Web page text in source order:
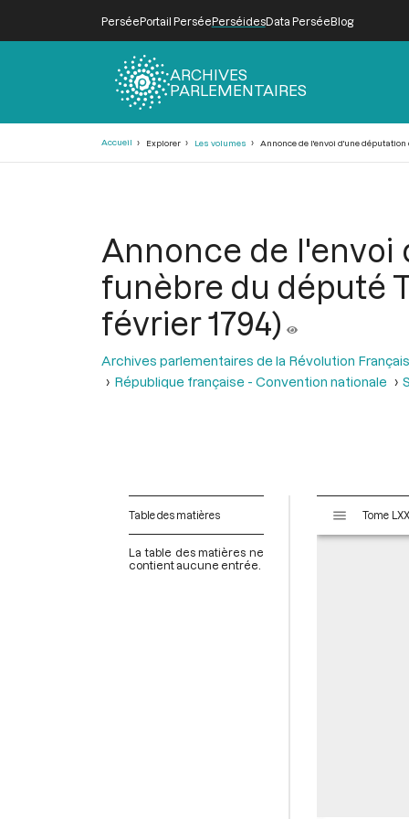
PerséePortail PerséePerséidesData PerséeBlog
ARCHIVES
PARLEMENTAIRES
Accueil Explorer Les volumes Annonce de l'envoi d'une députation
Annonce de l'envoi
funèbre du député
février 1794)
Archives parlementaires de la Révolution
République française - Convention nationale
Table des matières
La table des matières ne
contient aucune entrée.
s